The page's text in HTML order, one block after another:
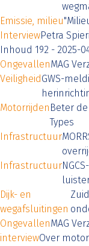
Emissie, milieu
InterviewPetra
Inhoud 192 - 2025-
OngevallenMAG
VeiligheidGWS-
Motorrijden Beter
Types
Infrastructuur
Infrastructuur
Dijk- en
wegafsluitingen
OngevallenMAG
interviewOver